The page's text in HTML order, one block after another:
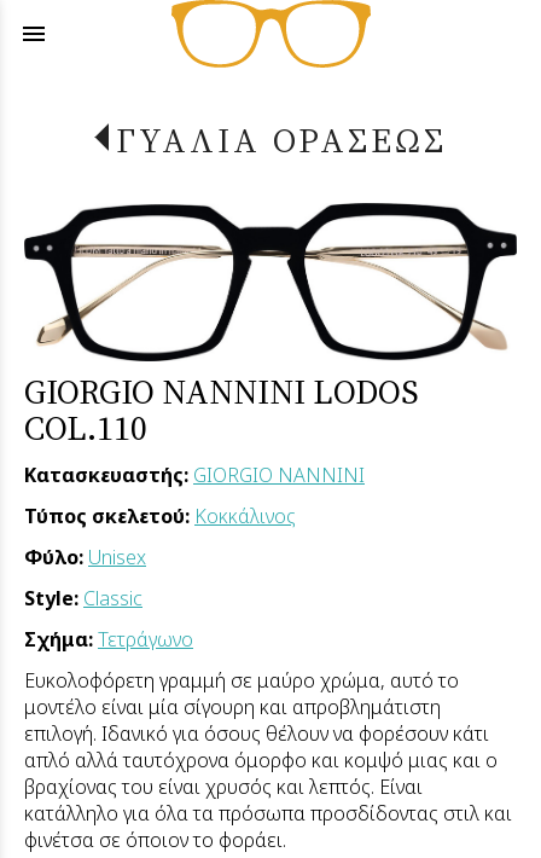
menu
ΓΥΑΛΙΑ ΟΡΑΣΕΩΣ
GIORGIO NANNINI LODOS
COL.110
Κατασκευαστής: GIORGIO NANNINI
Τύπος σκελετού: Κοκκάλινος
Φύλο: Unisex
Style: Classic
Σχήμα:Τετράγωνο
Ευκολοφόρετη γραμμή σε μαύρο χρώμα, αυτό το
μοντέλο είναι μία σίγουρη και απροβλημάτιστη
επιλογή. Ιδανικό για όσους θέλουν να φορέσουν κάτι
απλό αλλά ταυτόχρονα όμορφο και κομψό μιας και ο
βραχίονας του είναι χρυσός και λεπτός. Είναι
κατάλληλο για όλα τα πρόσωπα προσδίδοντας στιλ και
φινέτσα σε όποιον το φοράει.